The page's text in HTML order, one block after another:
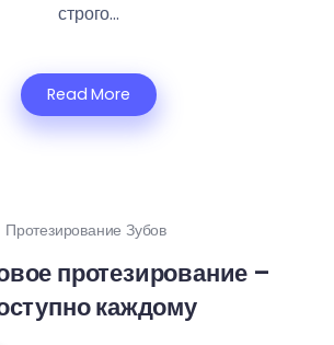
строго...
Read More
Протезирование Зубов
протезирование –
каждому